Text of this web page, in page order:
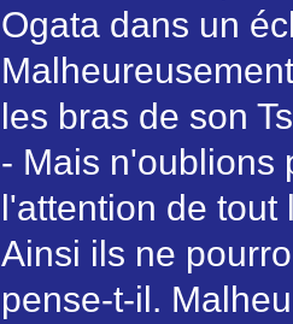
Ogata dans un
les bras de son
- Mais n'oublions
l'attention de tout
Ainsi ils ne
pense-t-il.